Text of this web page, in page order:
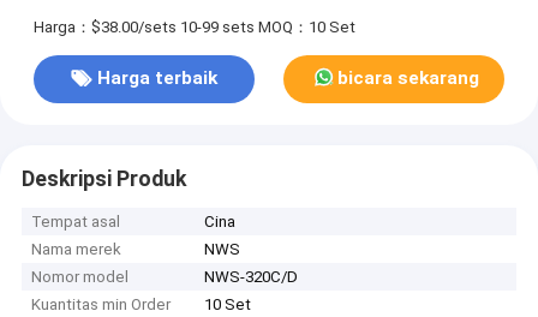
Harga：$38.00/sets 10-99 sets MOQ：10 Set
Harga terbaik bicara sekarang
Deskripsi Produk
Tempat asal
Cina
Nama merek
NWS
Nomor model
NWS-320C/D
Kuantitas min Order
10 Set